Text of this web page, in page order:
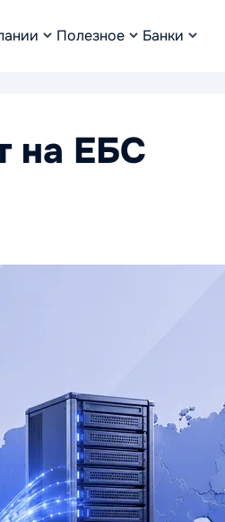
Полезное Банки
на ЕБС